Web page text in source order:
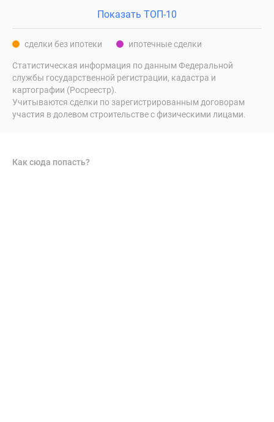
Показать ТОП-10
сделки без ипотеки ипотечные сделки
Статистическая информация по данным Федеральной
службы государственной регистрации, кадастра и
картографии (Росреестр).
Учитываются сделки по зарегистрированным договорам
участия в долевом строительстве с физическими лицами.
Как сюда попасть?